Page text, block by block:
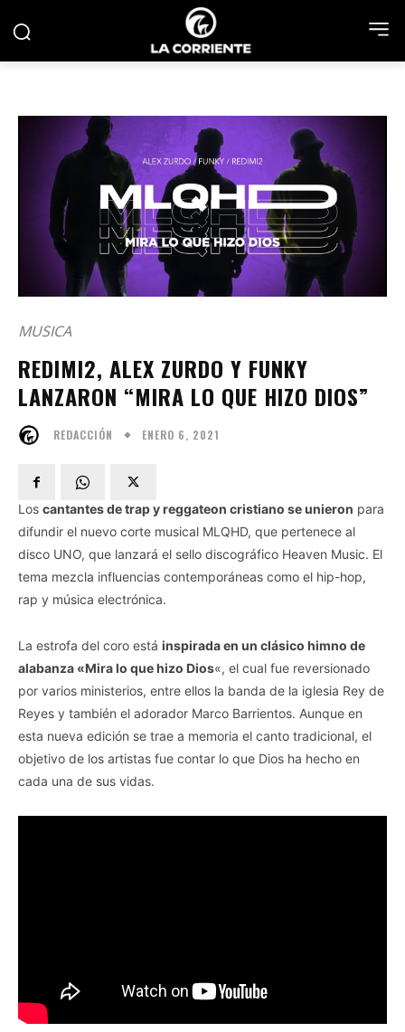
MUSICA
REDIMI2, ALEX ZURDO Y FUNKY
LANZARON “MIRA LO QUE HIZO DIOS”
REDACCIÓN ENERO 6, 2021
Los cantantes de trap y reggateon cristiano se unieron para
difundir el nuevo corte musical MLQHD, que pertenece al
disco UNO, que lanzará el sello discográfico Heaven Music. El
tema mezcla influencias contemporáneas como el hip-hop,
rap y música electrónica.
La estrofa del coro está inspirada en un clásico himno de
alabanza «Mira lo que hizo Dios«, el cual fue reversionado
por varios ministerios, entre ellos la banda de la iglesia Rey de
Reyes y también el adorador Marco Barrientos. Aunque en
esta nueva edición se trae a memoria el canto tradicional, el
objetivo de los artistas fue contar lo que Dios ha hecho en
cada una de sus vidas.